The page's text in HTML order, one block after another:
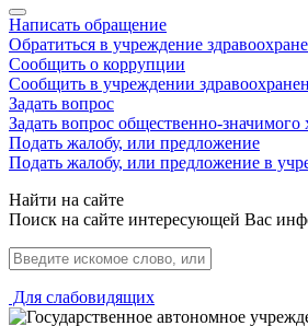
Написать обращение
Обратиться в учреждение
Сообщить о коррупции
Сообщить в учреждении
Задать вопрос
Задать вопрос общественно-
Подать жалобу, или предложение
Подать жалобу, или предложение в
Найти на сайте
Поиск на сайте интересующей Вас
Для слабовидящих